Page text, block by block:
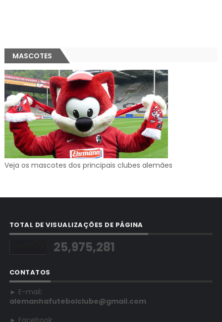
MASCOTES
Veja os mascotes dos principais clubes alemães
TOTAL DE VISUALIZAÇÕES DE PÁGINA
25,975,281
CONTATOS
► E-mail:
alemanhafutebolclube@gmail.com
► Facebook: